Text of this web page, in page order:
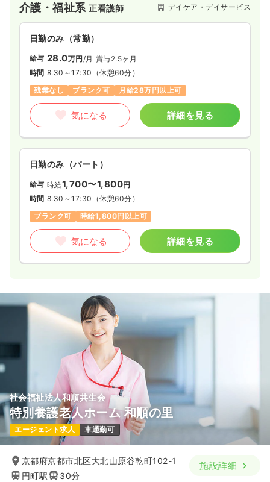
か。
介護・福祉系正看護師 デイケア・デイサービス
日勤のみ（常勤）
給与 28.0万円 /月 賞与2.5ヶ月
時間 8:30～17:30 （休憩60分）
残業なし
ブランク可 月給28万円以上可
気になる 詳細を見る
日勤のみ（パート）
給与 時給1,700〜1,800円
時間 8:30～17:30 （休憩60分）
ブランク可
時給1,800円以上可
気になる 詳細を見る
社会福祉法人和順共生会
特別養護老人ホーム 和順の里
エージェント求人 車通勤可
京都府京都市北区大北山原谷乾町102-1
円町駅
30分
施設詳細